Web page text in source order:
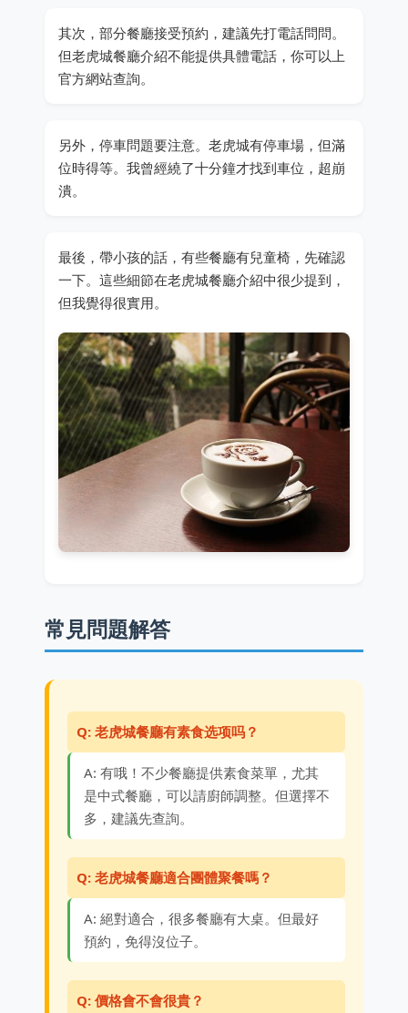
其次，部分餐廳接受預約，建議先打電話問問。
但老虎城餐廳介紹不能提供具體電話，你可以上
官方網站查詢。
另外，停車問題要注意。老虎城有停車場，但滿
位時得等。我曾經繞了十分鐘才找到車位，超崩
潰。
最後，帶小孩的話，有些餐廳有兒童椅，先確認
一下。這些細節在老虎城餐廳介紹中很少提到，
但我覺得很實用。
常見問題解答
Q: 老虎城餐廳有素食选项吗？
A: 有哦！不少餐廳提供素食菜單，尤其
是中式餐廳，可以請廚師調整。但選擇不
多，建議先查詢。
Q: 老虎城餐廳適合團體聚餐嗎？
A: 絕對適合，很多餐廳有大桌。但最好
預約，免得沒位子。
Q: 價格會不會很貴？